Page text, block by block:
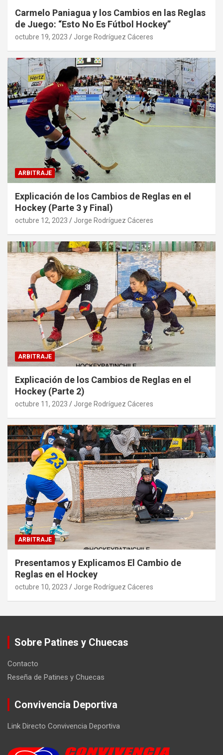
Carmelo Paniagua y los Cambios en las Reglas
de Juego: “Esto No Es Fútbol Hockey”
octubre 19, 2023 Jorge Rodríguez Cáceres
ARBITRAJE
Explicación de los Cambios de Reglas en el
Hockey (Parte 3 y Final)
octubre 12, 2023 Jorge Rodríguez Cáceres
ARBITRAJE
Explicación de los Cambios de Reglas en el
Hockey (Parte 2)
octubre 11, 2023 Jorge Rodríguez Cáceres
ARBITRAJE
Presentamos y Explicamos El Cambio de
Reglas en el Hockey
octubre 10, 2023 Jorge Rodríguez Cáceres
Sobre Patines y Chuecas
Contacto
Reseña de Patines y Chuecas
Convivencia Deportiva
Link Directo Convivencia Deportiva